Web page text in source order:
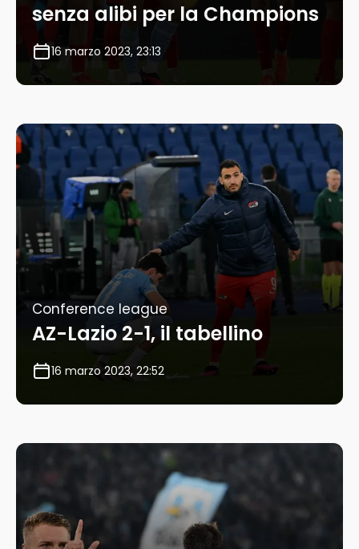
senza alibi per la Champions
16 marzo 2023, 23:13
Conference league
AZ-Lazio 2-1, il tabellino
16 marzo 2023, 22:52